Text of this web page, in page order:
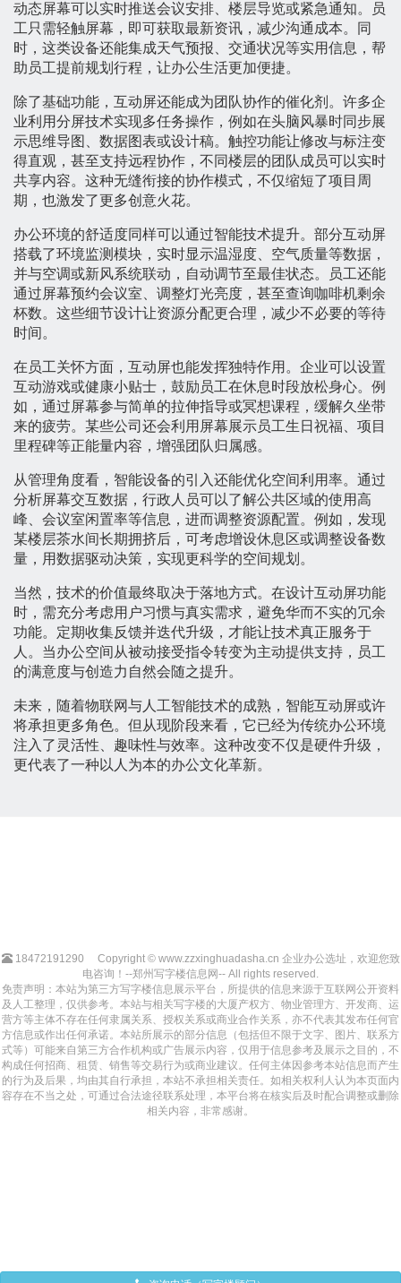
动态屏幕可以实时推送会议安排、楼层导览或紧急通知。员
工只需轻触屏幕，即可获取最新资讯，减少沟通成本。同
时，这类设备还能集成天气预报、交通状况等实用信息，帮
助员工提前规划行程，让办公生活更加便捷。
除了基础功能，互动屏还能成为团队协作的催化剂。许多企
业利用分屏技术实现多任务操作，例如在头脑风暴时同步展
示思维导图、数据图表或设计稿。触控功能让修改与标注变
得直观，甚至支持远程协作，不同楼层的团队成员可以实时
共享内容。这种无缝衔接的协作模式，不仅缩短了项目周
期，也激发了更多创意火花。
办公环境的舒适度同样可以通过智能技术提升。部分互动屏
搭载了环境监测模块，实时显示温湿度、空气质量等数据，
并与空调或新风系统联动，自动调节至最佳状态。员工还能
通过屏幕预约会议室、调整灯光亮度，甚至查询咖啡机剩余
杯数。这些细节设计让资源分配更合理，减少不必要的等待
时间。
在员工关怀方面，互动屏也能发挥独特作用。企业可以设置
互动游戏或健康小贴士，鼓励员工在休息时段放松身心。例
如，通过屏幕参与简单的拉伸指导或冥想课程，缓解久坐带
来的疲劳。某些公司还会利用屏幕展示员工生日祝福、项目
里程碑等正能量内容，增强团队归属感。
从管理角度看，智能设备的引入还能优化空间利用率。通过
分析屏幕交互数据，行政人员可以了解公共区域的使用高
峰、会议室闲置率等信息，进而调整资源配置。例如，发现
某楼层茶水间长期拥挤后，可考虑增设休息区或调整设备数
量，用数据驱动决策，实现更科学的空间规划。
当然，技术的价值最终取决于落地方式。在设计互动屏功能
时，需充分考虑用户习惯与真实需求，避免华而不实的冗余
功能。定期收集反馈并迭代升级，才能让技术真正服务于
人。当办公空间从被动接受指令转变为主动提供支持，员工
的满意度与创造力自然会随之提升。
未来，随着物联网与人工智能技术的成熟，智能互动屏或许
将承担更多角色。但从现阶段来看，它已经为传统办公环境
注入了灵活性、趣味性与效率。这种改变不仅是硬件升级，
更代表了一种以人为本的办公文化革新。
18472191290
Copyright © www.zzxinghuadasha.cn 企业办公选址，欢迎您致
电咨询！--郑州写字楼信息网-- All rights reserved.
免责声明：本站为第三方写字楼信息展示平台，所提供的信息来源于互联网公开资料
及人工整理，仅供参考。本站与相关写字楼的大厦产权方、物业管理方、开发商、运
营方等主体不存在任何隶属关系、授权关系或商业合作关系，亦不代表其发布任何官
方信息或作出任何承诺。本站所展示的部分信息（包括但不限于文字、图片、联系方
式等）可能来自第三方合作机构或广告展示内容，仅用于信息参考及展示之目的，不
构成任何招商、租赁、销售等交易行为或商业建议。任何主体因参考本站信息而产生
的行为及后果，均由其自行承担，本站不承担相关责任。如相关权利人认为本页面内
容存在不当之处，可通过合法途径联系处理，本平台将在核实后及时配合调整或删除
相关内容，非常感谢。